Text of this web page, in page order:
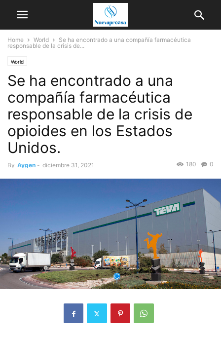
Home World
Se ha encontrado a una compañía farmacéutica
responsable de la crisis de...
World
Se ha encontrado a una
compañía farmacéutica
responsable de la crisis de
opioides en los Estados
Unidos.
By Aygen - diciembre 31, 2021 0
180